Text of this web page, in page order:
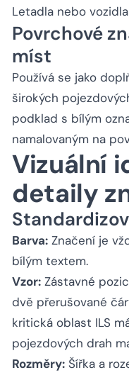
Letadla nebo
Povrchové
míst
Používá se jako
širokých
podklad s bílým
namalovaným na
Vizuální
detaily
Barva: Značení je
bílým textem.
Vzor: Zástavné
dvě přerušované
kritická oblast ILS
pojezdových drah
Rozměry: Šířka a